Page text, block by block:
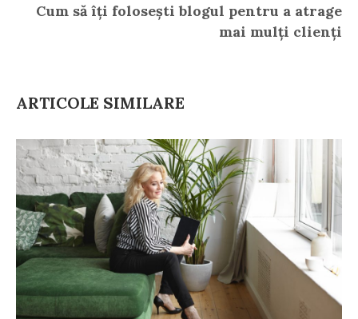
Cum să îți folosești blogul pentru a atrage
mai mulți clienți
ARTICOLE SIMILARE